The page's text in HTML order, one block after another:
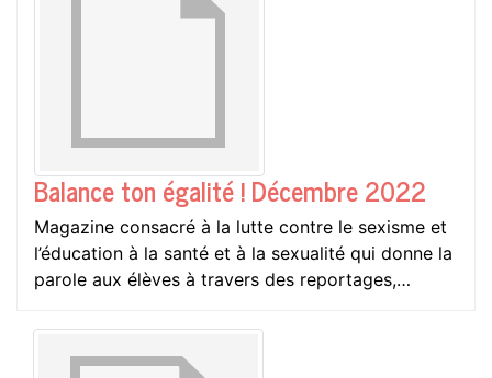
Balance ton égalité ! Décembre 2022
Magazine consacré à la lutte contre le sexisme et
l’éducation à la santé et à la sexualité qui donne la
parole aux élèves à travers des reportages,…